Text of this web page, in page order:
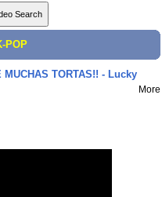
POP
MUCHAS TORTAS!! - Lucky
More